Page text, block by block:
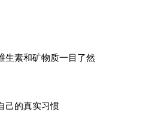
生素和矿物质一目了然
己的真实习惯